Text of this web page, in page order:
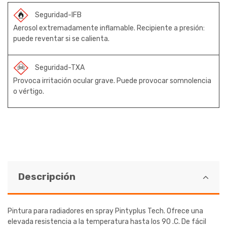
Seguridad-IFB
Aerosol extremadamente inflamable. Recipiente a presión:
puede reventar si se calienta.
Seguridad-TXA
Provoca irritación ocular grave. Puede provocar somnolencia
o vértigo.
Descripción
Pintura para radiadores en spray Pintyplus Tech. Ofrece una
elevada resistencia a la temperatura hasta los 90 .C. De fácil